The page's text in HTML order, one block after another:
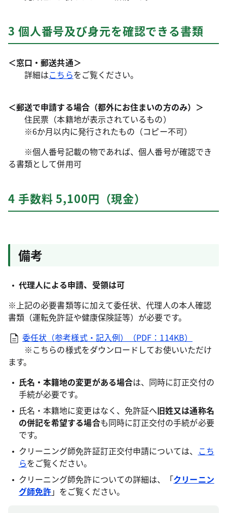
3 個人番号及び身元を確認できる書類
＜窓口・郵送共通＞
詳細はこちらをご覧ください。
＜郵送で申請する場合（都外にお住まいの方のみ）＞
住民票（本籍地が表示されているもの）
※6か月以内に発行されたもの（コピー不可）
※個人番号記載の物であれば、個人番号が確認でき
る書類として併用可
4 手数料 5,100円（現金）
備考
代理人による申請、受領は可
※上記の必要書類等に加えて委任状、代理人の本人確認
書類（運転免許証や健康保険証等）が必要です。
委任状（参考様式・記入例）（PDF：114KB）
※こちらの様式をダウンロードしてお使いいただけ
ます。
氏名・本籍地の変更がある場合は、同時に訂正交付の
手続が必要です。
氏名・本籍地に変更はなく、免許証へ旧姓又は通称名
の併記を希望する場合も同時に訂正交付の手続が必要
です。
クリーニング師免許証訂正交付申請については、 こち
らをご覧ください。
クリーニング師免許についての詳細は、「クリーニン
グ師免許」をご覧ください。